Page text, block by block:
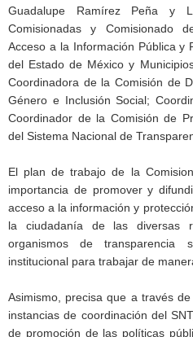
Guadalupe Ramírez Peña y
Comisionadas y Comisionado
Acceso a la Información Pública y
del Estado de México y
Coordinadora de la Comisión de
Género e Inclusión Social;
Coordinador de la Comisión de
del Sistema Nacional de
El plan de trabajo de la
importancia de promover y
acceso a la información y
la ciudadanía de las diversas
organismos de transparencia
institucional para trabajar de
Asimismo, precisa que a través
instancias de coordinación del
de promoción de las políticas